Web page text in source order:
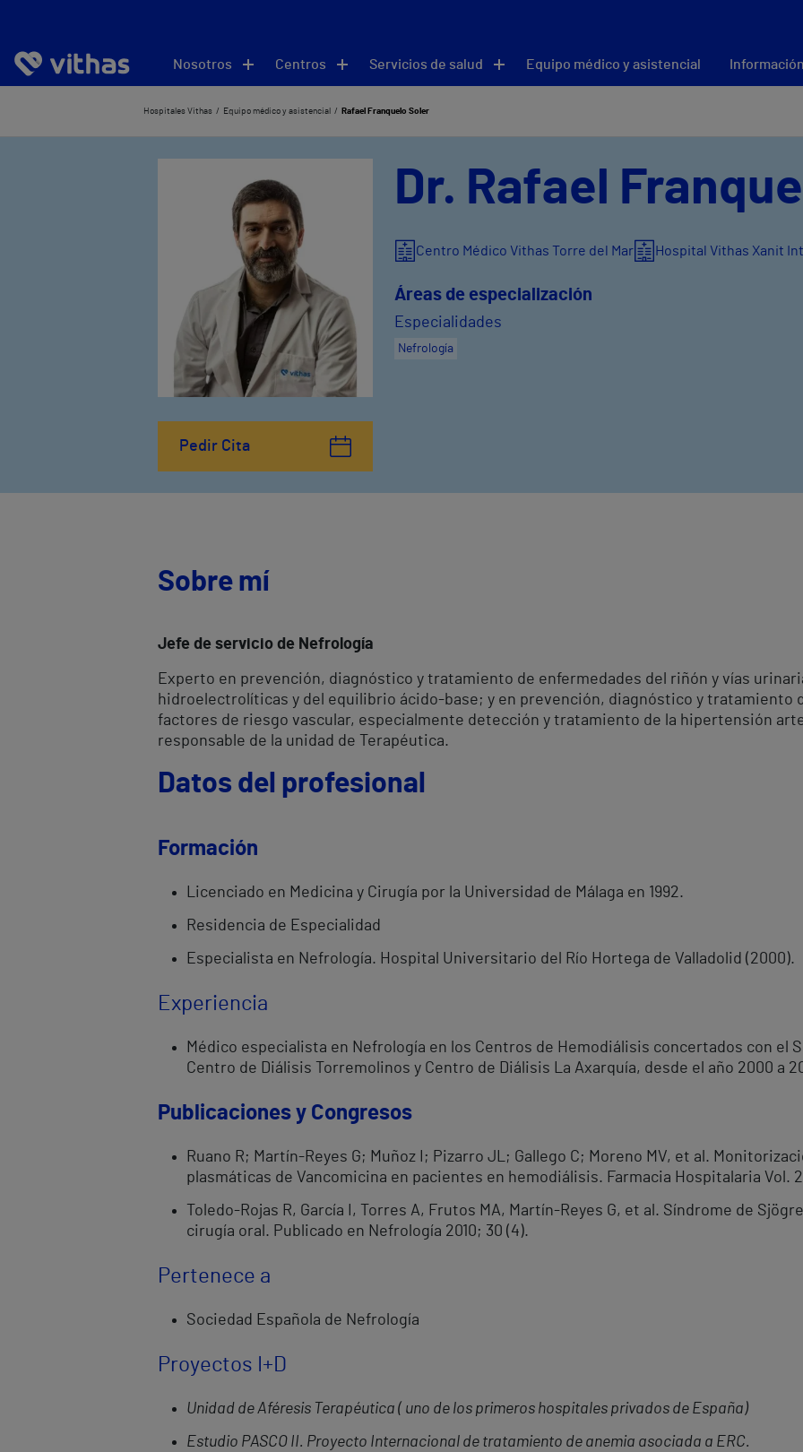
Nosotros Centros Servicios de salud Equipo médico y asistencial
Hospitales Vithas Equipo médico y asistencial Rafael Franquelo Soler
Pedir Cita
Dr. Rafael
Centro Médico Vithas Torre del Mar Hospital Vithas Xanit
Áreas de especialización
Especialidades
Nefrología
Sobre mí
Jefe de servicio de Nefrología
Experto en prevención, diagnóstico y tratamiento de enfermedades del riñón y vías
hidroelectrolíticas y del equilibrio ácido-base; y en prevención, diagnóstico y tratamiento
factores de riesgo vascular, especialmente detección y tratamiento de la hipertensión
responsable de la unidad de Terapéutica.
Datos del profesional
Formación
Licenciado en Medicina y Cirugía por la Universidad de Málaga en 1992.
Residencia de Especialidad
Especialista en Nefrología. Hospital Universitario del Río Hortega de Valladolid (2000).
Experiencia
Médico especialista en Nefrología en los Centros de Hemodiálisis concertados con el
Centro de Diálisis Torremolinos y Centro de Diálisis La Axarquía, desde el año 2000 a
Publicaciones y Congresos
Ruano R; Martín-Reyes G; Muñoz I; Pizarro JL; Gallego C; Moreno MV, et al.
plasmáticas de Vancomicina en pacientes en hemodiálisis. Farmacia Hospitalaria Vol.
Toledo-Rojas R, García I, Torres A, Frutos MA, Martín-Reyes G, et al. Síndrome de
cirugía oral. Publicado en Nefrología 2010; 30 (4).
Pertenece a
Sociedad Española de Nefrología
Proyectos I+D
Unidad de Aféresis Terapéutica ( uno de los primeros hospitales privados de España)
Estudio PASCO II. Proyecto Internacional de tratamiento de anemia asociada a ERC.